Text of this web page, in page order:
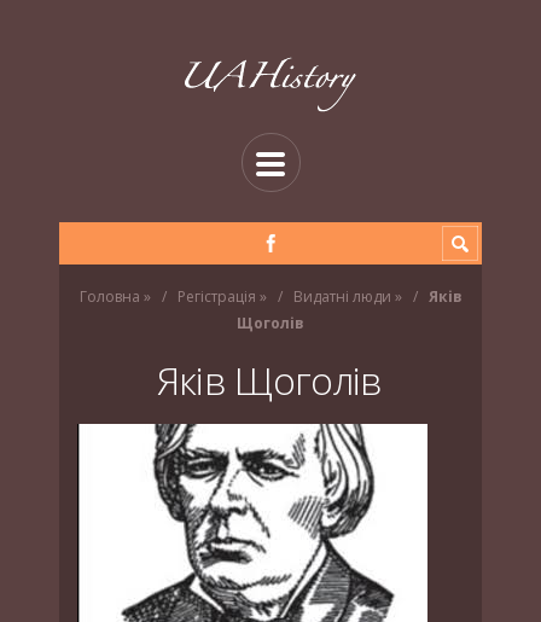
Головна » Регістрація » Видатні люди »
Яків
Щоголів
Яків Щоголів